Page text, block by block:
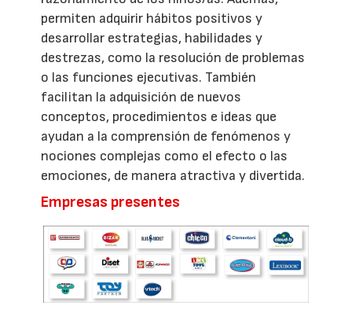
permiten adquirir hábitos positivos y
desarrollar estrategias, habilidades y
destrezas, como la resolución de problemas
o las funciones ejecutivas. También
facilitan la adquisición de nuevos
conceptos, procedimientos e ideas que
ayudan a la comprensión de fenómenos y
nociones complejas como el efecto o las
emociones, de manera atractiva y divertida.
Empresas presentes